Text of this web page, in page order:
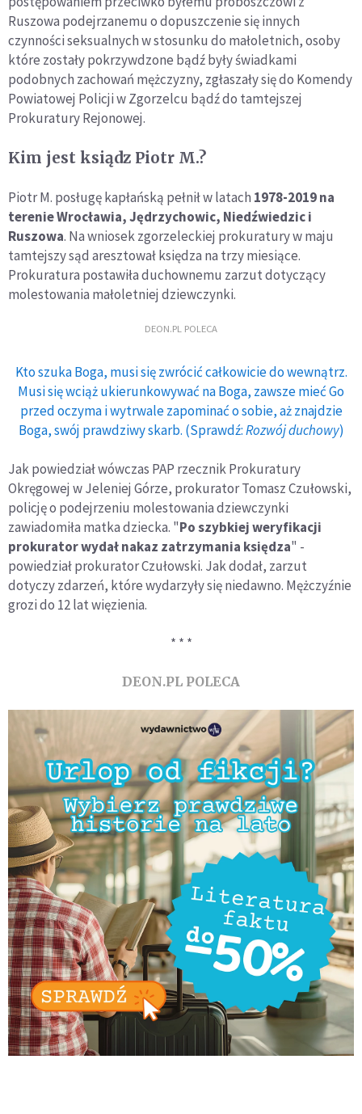
Ruszowa podejrzanemu o dopuszczenie się innych
czynności seksualnych w stosunku do małoletnich, osoby
które zostały pokrzywdzone bądź były świadkami
podobnych zachowań mężczyzny, zgłaszały się do Komendy
Powiatowej Policji w Zgorzelcu bądź do tamtejszej
Prokuratury Rejonowej.
Kim jest ksiądz Piotr M.?
Piotr M. posługę kapłańską pełnił w latach 1978-2019 na
terenie Wrocławia, Jędrzychowic, Niedźwiedzic i
Ruszowa. Na wniosek zgorzeleckiej prokuratury w maju
tamtejszy sąd aresztował księdza na trzy miesiące.
Prokuratura postawiła duchownemu zarzut dotyczący
molestowania małoletniej dziewczynki.
DEON.PL POLECA
Kto szuka Boga, musi się zwrócić całkowicie do wewnątrz.
Musi się wciąż ukierunkowywać na Boga, zawsze mieć Go
przed oczyma i wytrwale zapominać o sobie, aż znajdzie
Boga, swój prawdziwy skarb. (Sprawdź:Rozwój duchowy)
Jak powiedział wówczas PAP rzecznik Prokuratury
Okręgowej w Jeleniej Górze, prokurator Tomasz Czułowski,
policję o podejrzeniu molestowania dziewczynki
zawiadomiła matka dziecka. "Po szybkiej weryfikacji
prokurator wydał nakaz zatrzymania księdza" -
powiedział prokurator Czułowski. Jak dodał, zarzut
dotyczy zdarzeń, które wydarzyły się niedawno. Mężczyźnie
grozi do 12 lat więzienia.
* * *
DEON.PL POLECA